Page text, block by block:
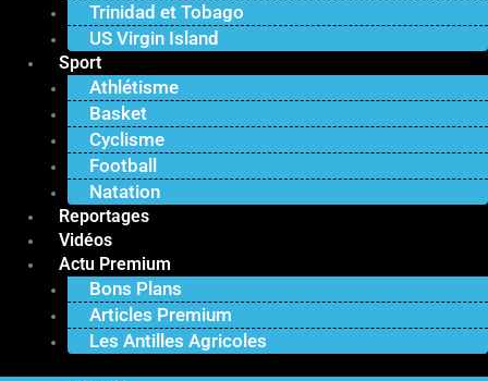
Trinidad et Tobago
US Virgin Island
Sport
Athlétisme
Basket
Cyclisme
Football
Natation
Reportages
Vidéos
Actu Premium
Bons Plans
Articles Premium
Les Antilles Agricoles